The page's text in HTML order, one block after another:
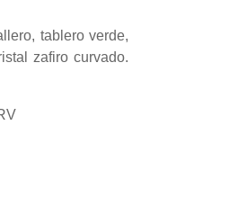
tablero verde,
zafiro curvado.